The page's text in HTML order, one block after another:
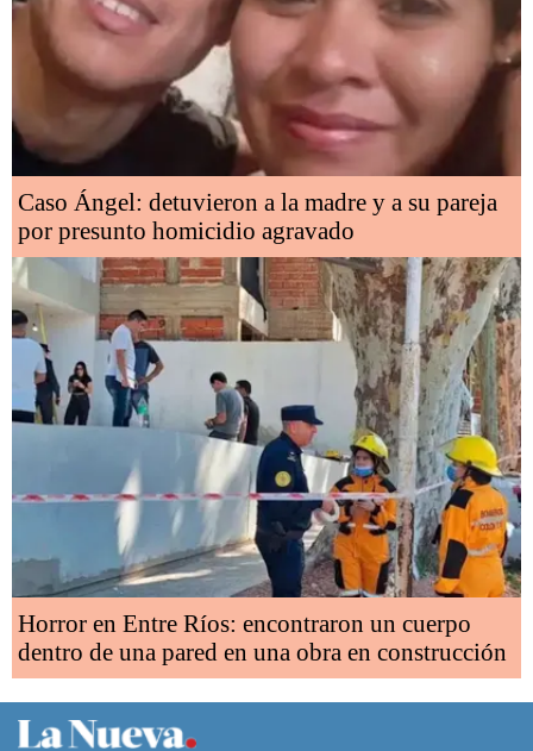
Caso Ángel: detuvieron a la madre y a su pareja
por presunto homicidio agravado
Horror en Entre Ríos: encontraron un cuerpo
dentro de una pared en una obra en construcción